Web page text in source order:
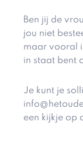
Ben jij de
jou niet
maar vooral
in staat bent
Je kunt je
een kijkje op